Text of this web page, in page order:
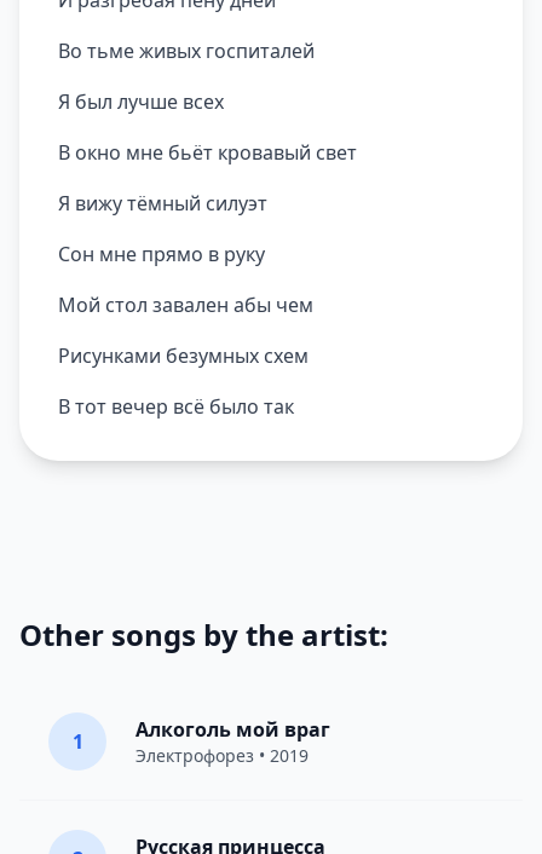
Во тьме живых госпиталей
Я был лучше всех
В окно мне бьёт кровавый свет
Я вижу тёмный силуэт
Сон мне прямо в руку
Мой стол завален абы чем
Рисунками безумных схем
В тот вечер всё было так
Other songs by the artist:
1 Алкоголь мой враг
Электрофорез • 2019
Русская принцесса